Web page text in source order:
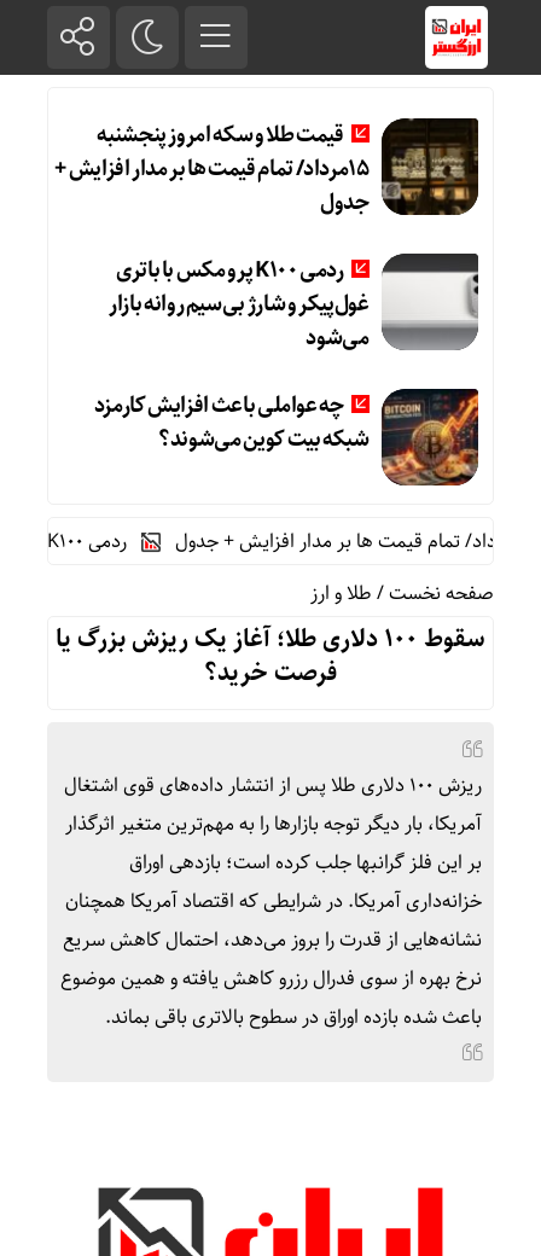
قیمت طلا و سکه امروز پنجشنبه
15مرداد/ تمام قیمت ها بر مدار افزایش +
جدول
ردمی K100 پرو مکس با باتری
غول‌پیکر و شارژ بی‌سیم روانه بازار
می‌شود
چه عواملی باعث افزایش کارمزد
شبکه بیت کوین می‌شوند؟
ردمی K100 پرو مکس با باتری غول‌پیکر و شارژ بی‌سیم روانه بازار می‌شود
صفحه نخست/طلا و ارز
سقوط ۱۰۰ دلاری طلا؛ آغاز یک ریزش بزرگ یا
فرصت خرید؟
ریزش ۱۰۰ دلاری طلا پس از انتشار داده‌های قوی اشتغال
آمریکا، بار دیگر توجه بازارها را به مهم‌ترین متغیر اثرگذار
بر این فلز گرانبها جلب کرده است؛ بازدهی اوراق
خزانه‌داری آمریکا. در شرایطی که اقتصاد آمریکا همچنان
نشانه‌هایی از قدرت را بروز می‌دهد، احتمال کاهش سریع
نرخ بهره از سوی فدرال رزرو کاهش یافته و همین موضوع
باعث شده بازده اوراق در سطوح بالاتری باقی بماند.